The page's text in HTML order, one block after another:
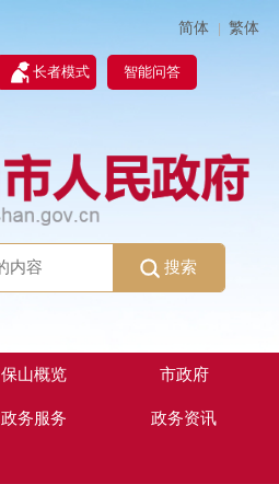
简体 | 繁体
长者模式 智能问答
搜索
保山概览 市政府
政务服务 政务资讯